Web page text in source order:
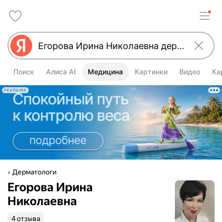
Поиск Алиса AI Медицина Картинки Видео
РЕКЛАМА
Дерматологи
Егорова Ирина
Николаевна
4 отзыва